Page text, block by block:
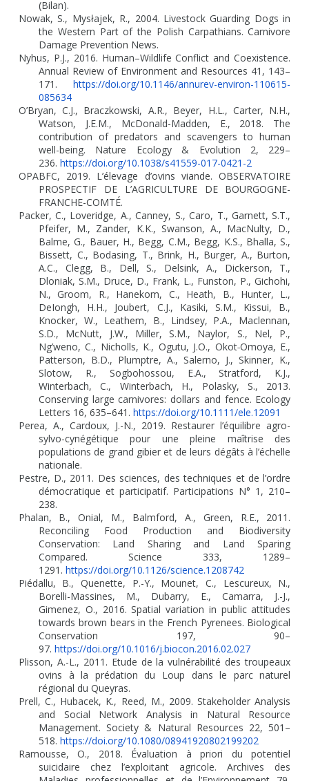
(Bilan).
Nowak, S., Mysłajek, R., 2004. Livestock Guarding Dogs in
the Western Part of the Polish Carpathians. Carnivore
Damage Prevention News.
Nyhus, P.J., 2016. Human–Wildlife Conflict and Coexistence.
Annual Review of Environment and Resources 41, 143–
171.
https://doi.org/10.1146/annurev-environ-110615-
085634
O’Bryan, C.J., Braczkowski, A.R., Beyer, H.L., Carter, N.H.,
Watson, J.E.M., McDonald-Madden, E., 2018. The
contribution of predators and scavengers to human
well-being. Nature Ecology & Evolution 2, 229–
236. https://doi.org/10.1038/s41559-017-0421-2
OPABFC, 2019. L’élevage d’ovins viande. OBSERVATOIRE
PROSPECTIF DE L’AGRICULTURE DE BOURGOGNE-
FRANCHE-COMTÉ.
Packer, C., Loveridge, A., Canney, S., Caro, T., Garnett, S.T.,
Pfeifer, M., Zander, K.K., Swanson, A., MacNulty, D.,
Balme, G., Bauer, H., Begg, C.M., Begg, K.S., Bhalla, S.,
Bissett, C., Bodasing, T., Brink, H., Burger, A., Burton,
A.C., Clegg, B., Dell, S., Delsink, A., Dickerson, T.,
Dloniak, S.M., Druce, D., Frank, L., Funston, P., Gichohi,
N., Groom, R., Hanekom, C., Heath, B., Hunter, L.,
DeIongh, H.H., Joubert, C.J., Kasiki, S.M., Kissui, B.,
Knocker, W., Leathem, B., Lindsey, P.A., Maclennan,
S.D., McNutt, J.W., Miller, S.M., Naylor, S., Nel, P.,
Ng’weno, C., Nicholls, K., Ogutu, J.O., Okot‐Omoya, E.,
Patterson, B.D., Plumptre, A., Salerno, J., Skinner, K.,
Slotow, R., Sogbohossou, E.A., Stratford, K.J.,
Winterbach, C., Winterbach, H., Polasky, S., 2013.
Conserving large carnivores: dollars and fence. Ecology
Letters 16, 635–641. https://doi.org/10.1111/ele.12091
Perea, A., Cardoux, J.-N., 2019. Restaurer l’équilibre agro-
sylvo-cynégétique pour une pleine maîtrise des
populations de grand gibier et de leurs dégâts à l’échelle
nationale.
Pestre, D., 2011. Des sciences, des techniques et de l’ordre
démocratique et participatif. Participations N° 1, 210–
238.
Phalan, B., Onial, M., Balmford, A., Green, R.E., 2011.
Reconciling Food Production and Biodiversity
Conservation: Land Sharing and Land Sparing
Compared. Science 333, 1289–
1291. https://doi.org/10.1126/science.1208742
Piédallu, B., Quenette, P.-Y., Mounet, C., Lescureux, N.,
Borelli-Massines, M., Dubarry, E., Camarra, J.-J.,
Gimenez, O., 2016. Spatial variation in public attitudes
towards brown bears in the French Pyrenees. Biological
Conservation 197, 90–
97. https://doi.org/10.1016/j.biocon.2016.02.027
Plisson, A.-L., 2011. Etude de la vulnérabilité des troupeaux
ovins à la prédation du Loup dans le parc naturel
régional du Queyras.
Prell, C., Hubacek, K., Reed, M., 2009. Stakeholder Analysis
and Social Network Analysis in Natural Resource
Management. Society & Natural Resources 22, 501–
518. https://doi.org/10.1080/08941920802199202
Ramousse, O., 2018. Évaluation à priori du potentiel
suicidaire chez l’exploitant agricole. Archives des